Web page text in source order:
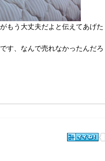
もう大丈夫だよと伝えてあげた
す、なんで売れなかったんだろ